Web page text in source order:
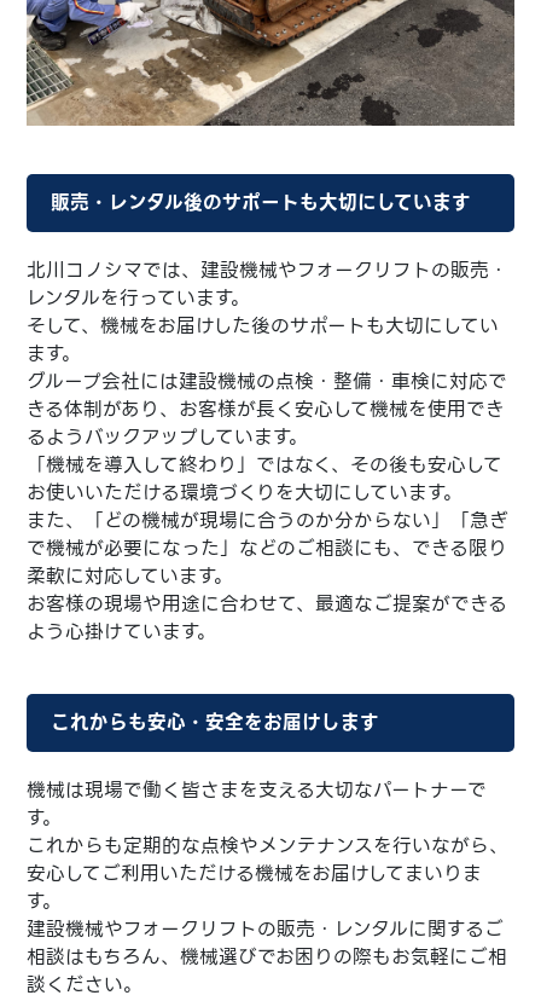
販売・レンタル後のサポートも大切にしています
北川コノシマでは、建設機械やフォークリフトの販売・
レンタルを行っています。
そして、機械をお届けした後のサポートも大切にしてい
ます。
グループ会社には建設機械の点検・整備・車検に対応で
きる体制があり、お客様が長く安心して機械を使用でき
るようバックアップしています。
「機械を導入して終わり」ではなく、その後も安心して
お使いいただける環境づくりを大切にしています。
また、「どの機械が現場に合うのか分からない」「急ぎ
で機械が必要になった」などのご相談にも、できる限り
柔軟に対応しています。
お客様の現場や用途に合わせて、最適なご提案ができる
よう心掛けています。
これからも安心・安全をお届けします
機械は現場で働く皆さまを支える大切なパートナーで
す。
これからも定期的な点検やメンテナンスを行いながら、
安心してご利用いただける機械をお届けしてまいりま
す。
建設機械やフォークリフトの販売・レンタルに関するご
相談はもちろん、機械選びでお困りの際もお気軽にご相
談ください。